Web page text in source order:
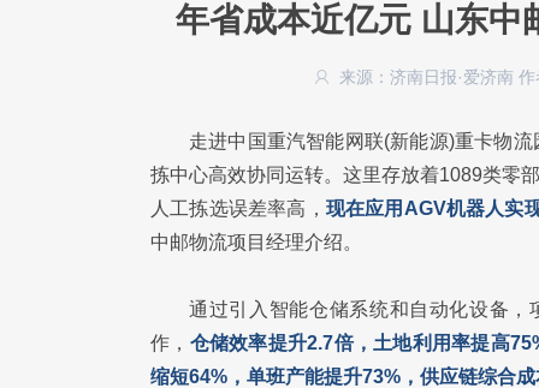
年省成本近亿元 山东中
来源：济南日报·爱济南 作
走进中国重汽智能网联(新能源)重卡物
拣中心高效协同运转。这里存放着1089类零
人工拣选误差率高， 现在应用AGV机器人实
中邮物流项目经理介绍。
通过引入智能仓储系统和自动化设备，
作， 仓储效率提升2.7倍，土地利用率提高
缩短64%，单班产能提升73%，供应链综合